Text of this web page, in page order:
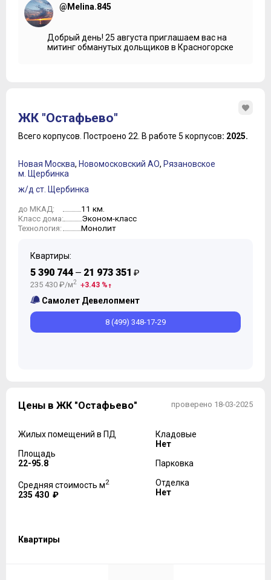
@Melina.845
Добрый день! 25 августа приглашаем вас на
митинг обманутых дольщиков в Красногорске
ЖК "Остафьево"
Всего корпусов. Построено 22. В работе 5 корпусов: 2025.
Новая Москва, Новомосковский АО, Рязановское
м. Щербинка
ж/д ст. Щербинка
до МКАД: 11 км.
Класс дома: Эконом-класс
Технология: Монолит
Квартиры:
5 390 744 — 21 973 351 ₽
235 430 ₽/м2 3.43 %
Самолет Девелопмент
8 (499) 348-17-29
проверено 18-03-2025
Цены в ЖК "Остафьево"
Жилых помещений в ПД
Площадь
22-95.8
Средняя стоимость м2
235 430 ₽
Кладовые
Нет
Парковка
Отделка
Нет
Квартиры